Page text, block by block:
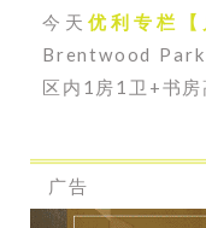
今天优利专栏【
Brentwood
区内1房1卫+书房
广告